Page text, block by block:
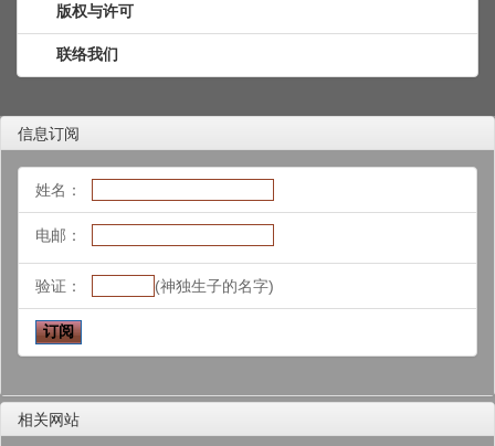
版权与许可
联络我们
信息订阅
姓名：
电邮：
验证： (神独生子的名字)
相关网站